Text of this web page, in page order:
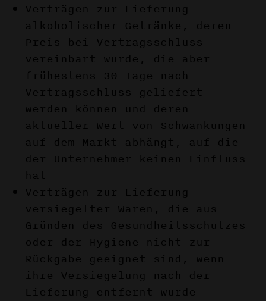
Verträgen zur Lieferung
alkoholischer Getränke, deren
Preis bei Vertragsschluss
vereinbart wurde, die aber
frühestens 30 Tage nach
Vertragsschluss geliefert
werden können und deren
aktueller Wert von Schwankungen
auf dem Markt abhängt, auf die
der Unternehmer keinen Einfluss
hat
Verträgen zur Lieferung
versiegelter Waren, die aus
Gründen des Gesundheitsschutzes
oder der Hygiene nicht zur
Rückgabe geeignet sind, wenn
ihre Versiegelung nach der
Lieferung entfernt wurde